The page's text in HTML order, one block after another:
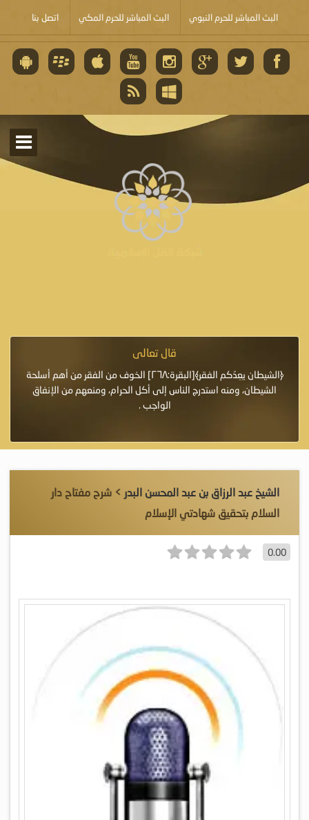
البث المباشر للحرم النبوي البث المباشر للحرم المكي اتصل بنا
قال تعالى
﴿الشيطان يعِدُكم الفقر﴾[البقرة:٢٦٨] الخوف من الفقر من أهم أسلحة
الشيطان، ومنه استدرج الناس إلى أكل الحرام، ومنعهم من الإنفاق
الواجب .
الشيخ عبد الرزاق بن عبد المحسن البدر > شرح مفتاح دار
السلام بتحقيق شهادتي الإسلام
0.00